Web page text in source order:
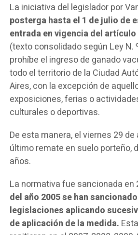
La iniciativa del legislador por
posterga hasta el 1 de julio de
entrada en vigencia del artículo
(texto consolidado según Ley N.
prohíbe el ingreso de ganado
todo el territorio de la Ciudad
Aires, con la excepción de
exposiciones, ferias o
culturales o deportivas.
De esta manera, el viernes 29 de
último remate en suelo porteño,
años.
La normativa fue sancionada en
del año 2005 se han
legislaciones aplicando
de aplicación de la medida.